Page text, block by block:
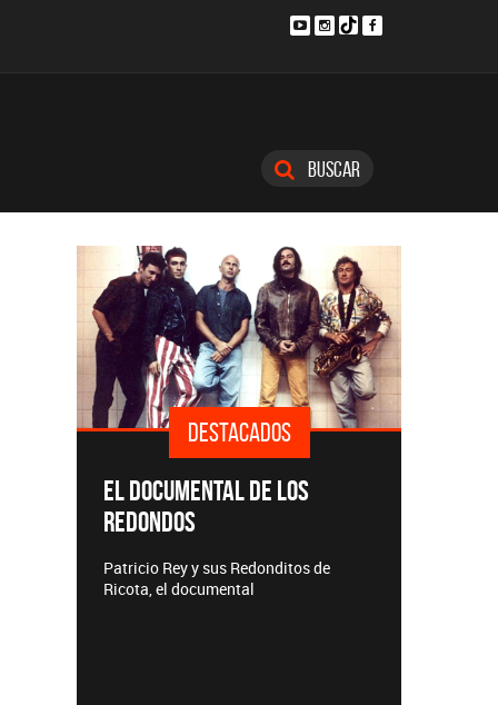
Buscar
DESTACADOS
EL DOCUMENTAL DE LOS
REDONDOS
Patricio Rey y sus Redonditos de
Ricota, el documental